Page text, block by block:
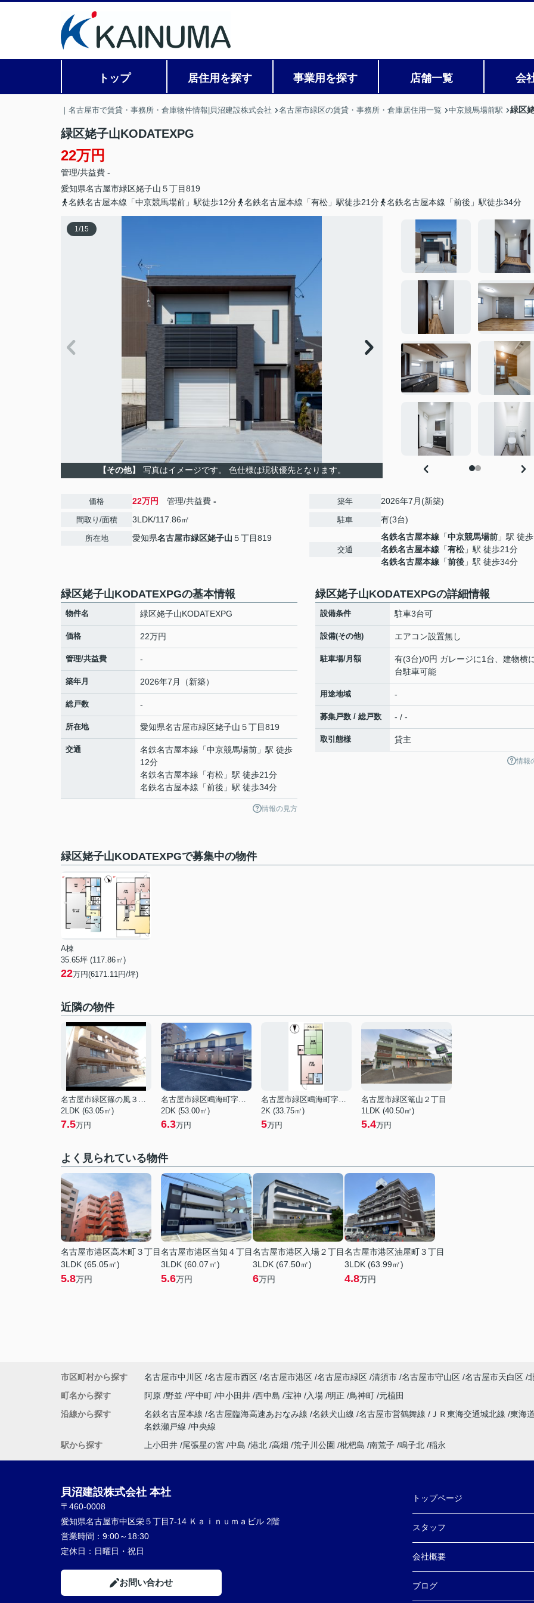
トップ 居住用を探す 事業用を探す 店舗一覧 会
｜名古屋市で賃貸・事務所・倉庫物件情報|貝沼建設株式会社 名古屋市緑区の賃貸・事務所・倉庫居住用一覧 中京競馬場前駅 緑区
緑区姥子山KODATEXPG
22万円
管理/共益費 -
愛知県名古屋市緑区姥子山 ５丁目819
名鉄名古屋本線「中京競馬場前」駅徒歩12分
名鉄名古屋本線「有松」駅徒歩21分 名鉄名古屋本線「前後」駅徒歩34分
1/15
【その他】 写真はイメージです。 色仕様は現状優先となります。
価格 22万円 管理/共益費 -
間取り/面積 3LDK/117.86㎡
所在地 愛知県名古屋市緑区姥子山 ５丁目819
築年 2026年7月(新築)
駐車 有(3台)
交通
名鉄名古屋本線 「中京競馬場前 」駅 徒
名鉄名古屋本線 「有松」駅 徒歩21分
名鉄名古屋本線 「前後 」駅 徒歩34分
緑区姥子山KODATEXPGの基本情報
物件名 緑区姥子山KODATEXPG
価格 22万円
管理/共益費 -
築年月 2026年7月（新築）
総戸数 -
所在地 愛知県名古屋市緑区姥子山 ５丁目819
交通 名鉄名古屋本線 「中京競馬場前 」駅 徒歩
12分
名鉄名古屋本線 「有松 」駅 徒歩21分
名鉄名古屋本線 「前後 」駅 徒歩34分
情報の見方
緑区姥子山KODATEXPGの詳細情報
設備条件 駐車3台可
設備(その他) エアコン設置無し
駐車場/月額
有(3台)/0円 ガレージに1台、建物横
台駐車可能
用途地域 -
募集戸数 / 総戸数 - / -
取引態様 貸主
情報
緑区姥子山KODATEXPGで募集中の物件
A棟
35.65坪 (117.86㎡)
22万円(6171.11円/坪)
近隣の物件
名古屋市緑区篠の風３丁目
2LDK (63.05㎡)
7.5万円
名古屋市緑区鳴海町字丸内
2DK (53.00㎡)
6.3万円
名古屋市緑区鳴海町字栢木
2K (33.75㎡)
5万円
名古屋市緑区篭山２丁目
1LDK (40.50㎡)
5.4万円
よく見られている物件
名古屋市港区高木町３丁目
3LDK (65.05㎡)
5.8万円
名古屋市港区当知４丁目
3LDK (60.07㎡)
5.6万円
名古屋市港区入場２丁目
3LDK (67.50㎡)
6万円
名古屋市港区油屋町３丁目
3LDK (63.99㎡)
4.8万円
市区町村から探す 名古屋市中川区 名古屋市西区 名古屋市港区 名古屋市緑区 清須市 名古屋市守山区 名古屋市天白区
町名から探す
阿原 野並 平中町 中小田井 西中島 宝神 入場 明正 鳥神町 元植田
沿線から探す
名鉄名古屋本線 名古屋臨海高速あおなみ線 名鉄犬山線 名古屋市営鶴舞線 ＪＲ東海交通城北線 東海
名鉄瀬戸線 中央線
駅から探す
上小田井 尾張星の宮 中島 港北 高畑 荒子川公園 枇杷島 南荒子 鳴子北 稲永
貝沼建設株式会社 本社
〒460-0008
愛知県名古屋市中区栄５丁目7-14 Ｋａｉｎｕｍａビル 2階
営業時間： 9:00～18:30
定休日： 日曜日・祝日
お問い合わせ
トップページ
スタッフ
会社概要
ブログ